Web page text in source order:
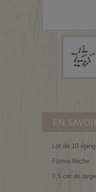
EN
Lot de 10
Forme flèche.
0,5 cm de